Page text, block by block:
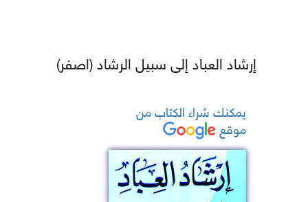
إرشاد العباد إلى سبيل الرشاد (اصفر)
يمكنك شراء الكتاب من
موقع